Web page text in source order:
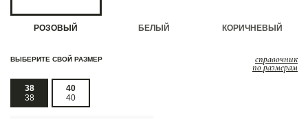
РОЗОВЫЙ БЕЛЫЙ КОРИЧНЕВЫЙ
ВЫБЕРИТЕ СВОЙ РАЗМЕР справочник
по размерам
38
38
40
40